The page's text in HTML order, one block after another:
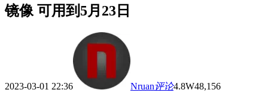
镜像 可用到5月23日
2023-03-01 22:36 Nruan评论4.8W48,156